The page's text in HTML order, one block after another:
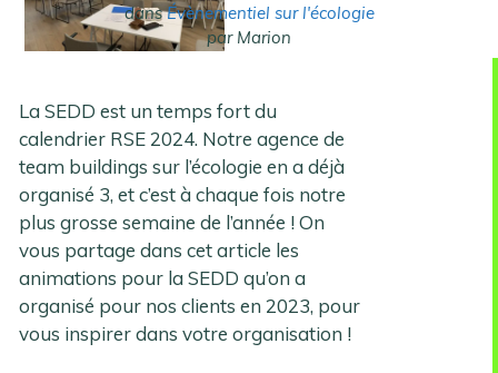
dansÉvènementiel sur l'écologie
par Marion
La SEDD est un temps fort du
calendrier RSE 2024. Notre agence de
team buildings sur l’écologie en a déjà
organisé 3, et c’est à chaque fois notre
plus grosse semaine de l’année ! On
vous partage dans cet article les
animations pour la SEDD qu’on a
organisé pour nos clients en 2023, pour
vous inspirer dans votre organisation !